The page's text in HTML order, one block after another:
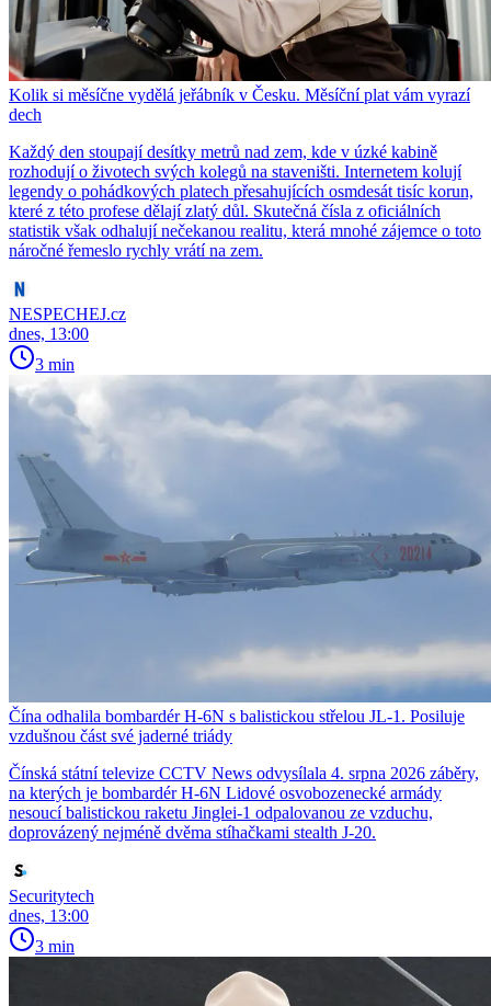
Kolik si měsíčne vydělá jeřábník v Česku. Měsíční plat vám vyrazí
dech
Každý den stoupají desítky metrů nad zem, kde v úzké kabině
rozhodují o životech svých kolegů na staveništi. Internetem kolují
legendy o pohádkových platech přesahujících osmdesát tisíc korun,
které z této profese dělají zlatý důl. Skutečná čísla z oficiálních
statistik však odhalují nečekanou realitu, která mnohé zájemce o toto
náročné řemeslo rychly vrátí na zem.
NESPECHEJ.cz
dnes, 13:00
3 min
Čína odhalila bombardér H-6N s balistickou střelou JL-1. Posiluje
vzdušnou část své jaderné triády
Čínská státní televize CCTV News odvysílala 4. srpna 2026 záběry,
na kterých je bombardér H-6N Lidové osvobozenecké armády
nesoucí balistickou raketu Jinglei-1 odpalovanou ze vzduchu,
doprovázený nejméně dvěma stíhačkami stealth J-20.
Securitytech
dnes, 13:00
3 min